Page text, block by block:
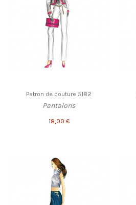
Patron de couture 5182
Pantalons
18,00 €